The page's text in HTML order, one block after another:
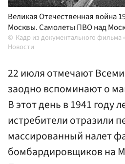
Великая Отечественная война
Москвы. Самолеты ПВО над
Кадр из документального фильма
Новости
22 июля отмечают
заодно вспоминают о
В этот день в 1941 году
истребители отразили
массированный налет
бомбардировщиков на